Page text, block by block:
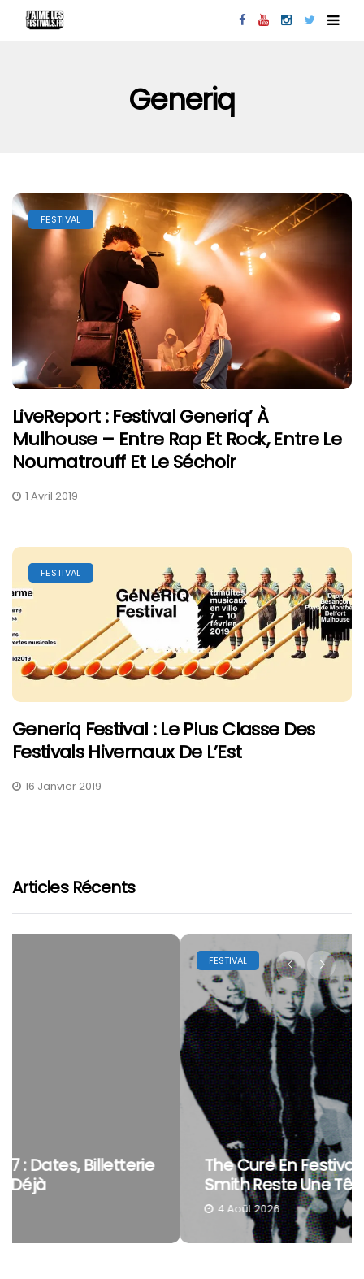
Generiq
FESTIVAL
LiveReport : Festival Generiq’ À
Mulhouse – Entre Rap Et Rock, Entre Le
Noumatrouff Et Le Séchoir
1 Avril 2019
FESTIVAL
Generiq Festival : Le Plus Classe Des
Festivals Hivernaux De L’Est
16 Janvier 2019
Articles Récents
The Cure En Festival : Pourquoi Robert
Smith Reste Une Tête D’affiche À Part